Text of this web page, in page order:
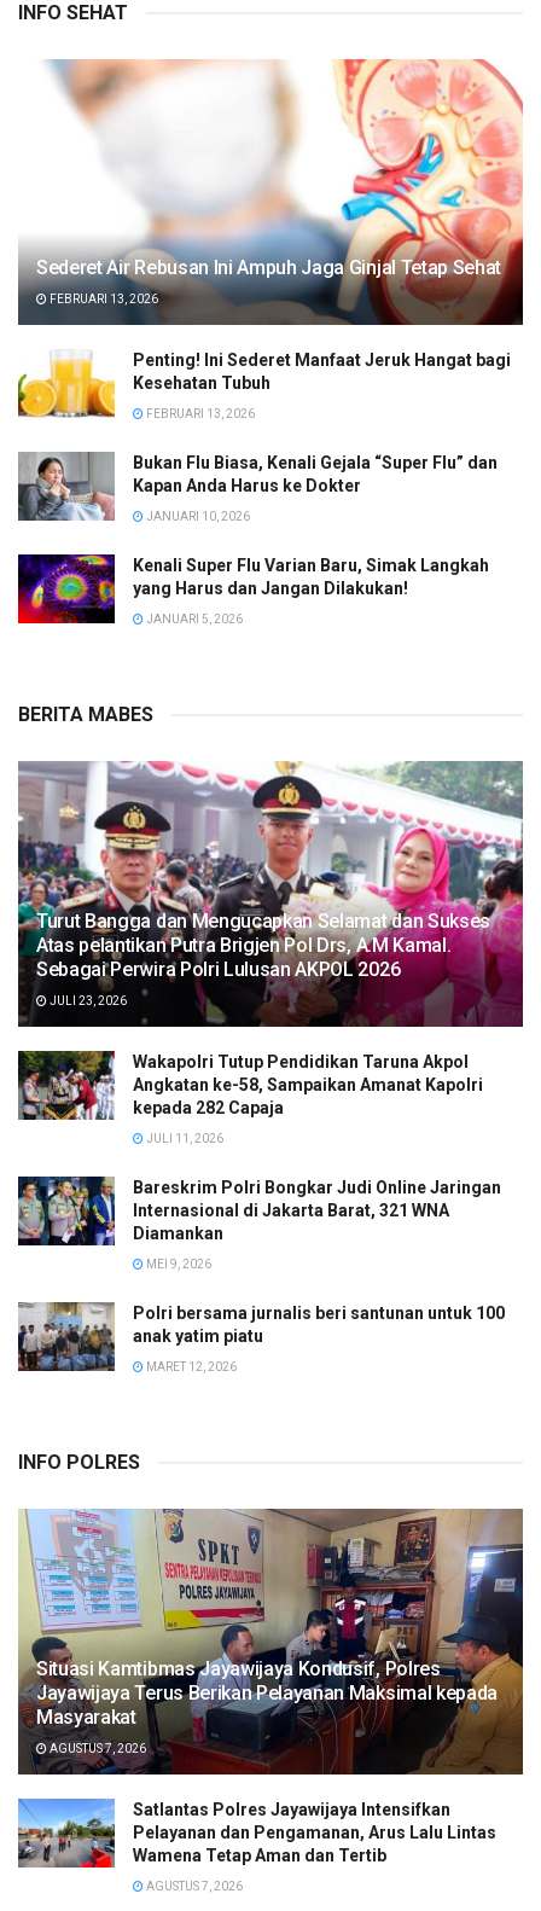
INFO SEHAT
Sederet Air Rebusan Ini Ampuh Jaga Ginjal Tetap Sehat
FEBRUARI 13, 2026
Penting! Ini Sederet Manfaat Jeruk Hangat bagi
Kesehatan Tubuh
FEBRUARI 13, 2026
Bukan Flu Biasa, Kenali Gejala “Super Flu” dan
Kapan Anda Harus ke Dokter
JANUARI 10, 2026
Kenali Super Flu Varian Baru, Simak Langkah
yang Harus dan Jangan Dilakukan!
JANUARI 5, 2026
BERITA MABES
Turut Bangga dan Mengucapkan Selamat dan Sukses
Atas pelantikan Putra Brigjen Pol Drs, A.M Kamal.
Sebagai Perwira Polri Lulusan AKPOL 2026
JULI 23, 2026
Wakapolri Tutup Pendidikan Taruna Akpol
Angkatan ke-58, Sampaikan Amanat Kapolri
kepada 282 Capaja
JULI 11, 2026
Bareskrim Polri Bongkar Judi Online Jaringan
Internasional di Jakarta Barat, 321 WNA
Diamankan
MEI 9, 2026
Polri bersama jurnalis beri santunan untuk 100
anak yatim piatu
MARET 12, 2026
INFO POLRES
Situasi Kamtibmas Jayawijaya Kondusif, Polres
Jayawijaya Terus Berikan Pelayanan Maksimal kepada
Masyarakat
AGUSTUS 7, 2026
Satlantas Polres Jayawijaya Intensifkan
Pelayanan dan Pengamanan, Arus Lalu Lintas
Wamena Tetap Aman dan Tertib
AGUSTUS 7, 2026